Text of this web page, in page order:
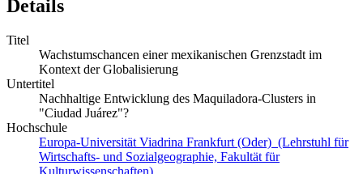
Details
Titel
Wachstumschancen einer mexikanischen Grenzstadt im
Kontext der Globalisierung
Untertitel
Nachhaltige Entwicklung des Maquiladora-Clusters in
"Ciudad Juárez"?
Hochschule
Europa-Universität Viadrina Frankfurt (Oder) (Lehrstuhl für
Wirtschafts- und Sozialgeographie, Fakultät für
Kulturwissenschaften)